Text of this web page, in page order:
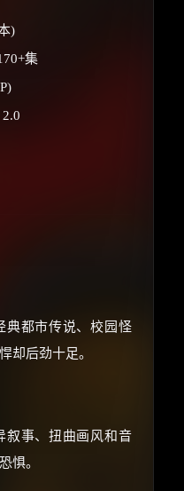
)
集
典都市传说、校园怪
却后劲十足。
叙事、扭曲画风和音
惧。
索查最低价！
每日可领。